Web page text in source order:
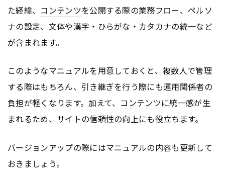
た経緯、 コンテンツを公開する際の業務フロー、ペルソ
ナの設定、文体や漢字・ひらがな・カタカナの統一など
が含まれます。
このようなマニュアルを用意しておくと、複数人で管理
する際はもちろん、引き継ぎを行う際にも運用関係者の
負担が軽くなります。加えて、 コンテンツに統一感が生
まれるため、サイトの信頼性の向上にも役立ちます。
バージョンアップの際にはマニュアルの内容も更新して
おきましょう。